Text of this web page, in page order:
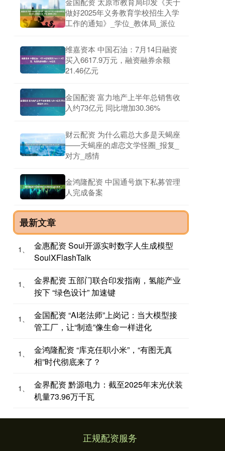
做好2025年义务教育学校招生入学
工作的通知》_学位_教体局_派位
维嘉资本 中国石油：7月14日融资
买入6617.9万元，融资融券余额
21.46亿元
金国配资 富力地产上半年总销售收
入约73亿元 同比增加30.36%
财云配资 为什么霸总大多是天蝎座
——天蝎座的虐恋文学怪圈_报复_
对方_感情
金鸿隆配资 中国通号旗下私募管理
人完成备案
最新文章
1、
金惠配资 Soul开源实时数字人生成模型
SoulXFlashTalk
1、
金界配资 五部门联合印发指南，氢能产业
按下 “绿色设计” 加速键
1、
金国配资 “AI老法师”上岗记：当大模型接
管工厂，让“制造”像生命一样进化
1、
金鸿隆配资 “库克任职小米”，“有图无真
相”时代彻底来了？
1、
金界配资 黔源电力：截至2025年末光伏装
机量73.96万千瓦
正规配资服务